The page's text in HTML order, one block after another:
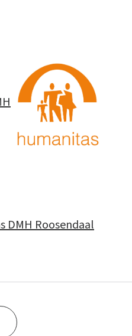
DMH Roosendaal